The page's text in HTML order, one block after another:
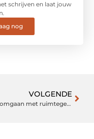
schrijven en laat jouw
nog
VOLGENDE
Slim omgaan met ruimtegebrek: wat je kunt doen als je woning of bedrijf te vol raakt